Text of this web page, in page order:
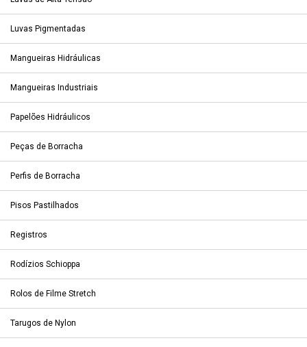
Luvas Pigmentadas
Mangueiras Hidráulicas
Mangueiras Industriais
Papelões Hidráulicos
Peças de Borracha
Perfis de Borracha
Pisos Pastilhados
Registros
Rodízios Schioppa
Rolos de Filme Stretch
Tarugos de Nylon